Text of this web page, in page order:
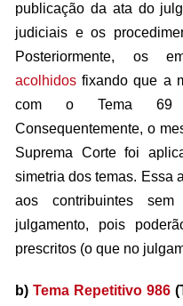
publicação da ata do
judiciais e os
Posteriormente, os
acolhidos fixando que a
com o Tema 69
Consequentemente, o
Suprema Corte foi
simetria dos temas. Essa
aos contribuintes
julgamento, pois
prescritos (o que no
b) Tema Repetitivo 986